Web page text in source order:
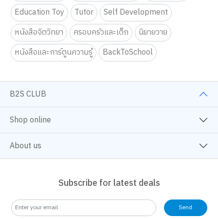
Education Toy
Tutor
Self Development
หนังสือจิตวิทยา
ครอบครัวและเด็ก
นิยายวาย
หนังสือและการ์ตูนความรู้
BackToSchool
B2S CLUB
Shop online
About us
Subscribe for latest deals
Send